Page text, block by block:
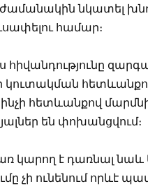
նկատել
համար։
հիվանդությունը
ինչի հետևանքով
են փոխանցվում։
է դառնալ նաև
չի ունենում որևէ